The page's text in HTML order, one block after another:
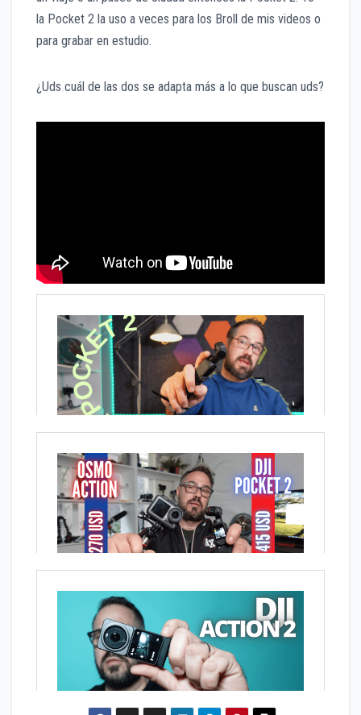
la Pocket 2 la uso a veces para los Broll de mis videos o
para grabar en estudio.
¿Uds cuál de las dos se adapta más a lo que buscan uds?